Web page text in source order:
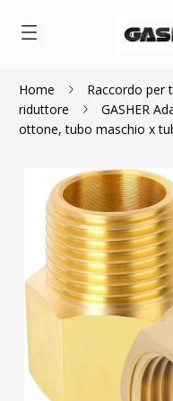
Home Raccordo per
riduttore
GASHER
ottone, tubo maschio x
$3.60